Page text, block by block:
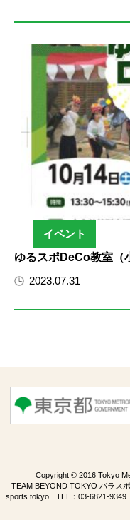
イベント
ゆるスポDeCo教室（
2023.07.31
Copyright © 2016 Tokyo
TEAM BEYOND TOKYO パラス
sports.tokyoTEL： 03-6821-9349